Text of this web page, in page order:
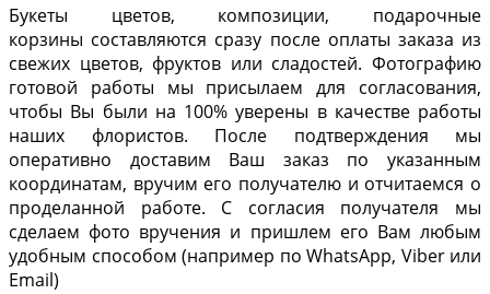
Букеты цветов, композиции, подарочные
корзины составляются сразу после оплаты заказа из
свежих цветов, фруктов или сладостей. Фотографию
готовой работы мы присылаем для согласования,
чтобы Вы были на 100% уверены в качестве работы
наших флористов. После подтверждения мы
оперативно доставим Ваш заказ по указанным
координатам, вручим его получателю и отчитаемся о
проделанной работе. С согласия получателя мы
сделаем фото вручения и пришлем его Вам любым
удобным способом (например по WhatsApp, Viber или
Email)